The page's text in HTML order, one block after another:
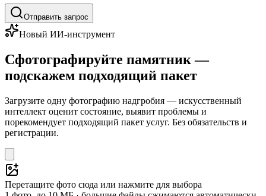
Отправить запрос
Новый ИИ-инструмент
Сфотографируйте памятник —
подскажем подходящий пакет
Загрузите одну фотографию надгробия — искусственный
интеллект оценит состояние, выявит проблемы и
порекомендует подходящий пакет услуг. Без обязательств и
регистрации.
Перетащите фото сюда или нажмите для выбора